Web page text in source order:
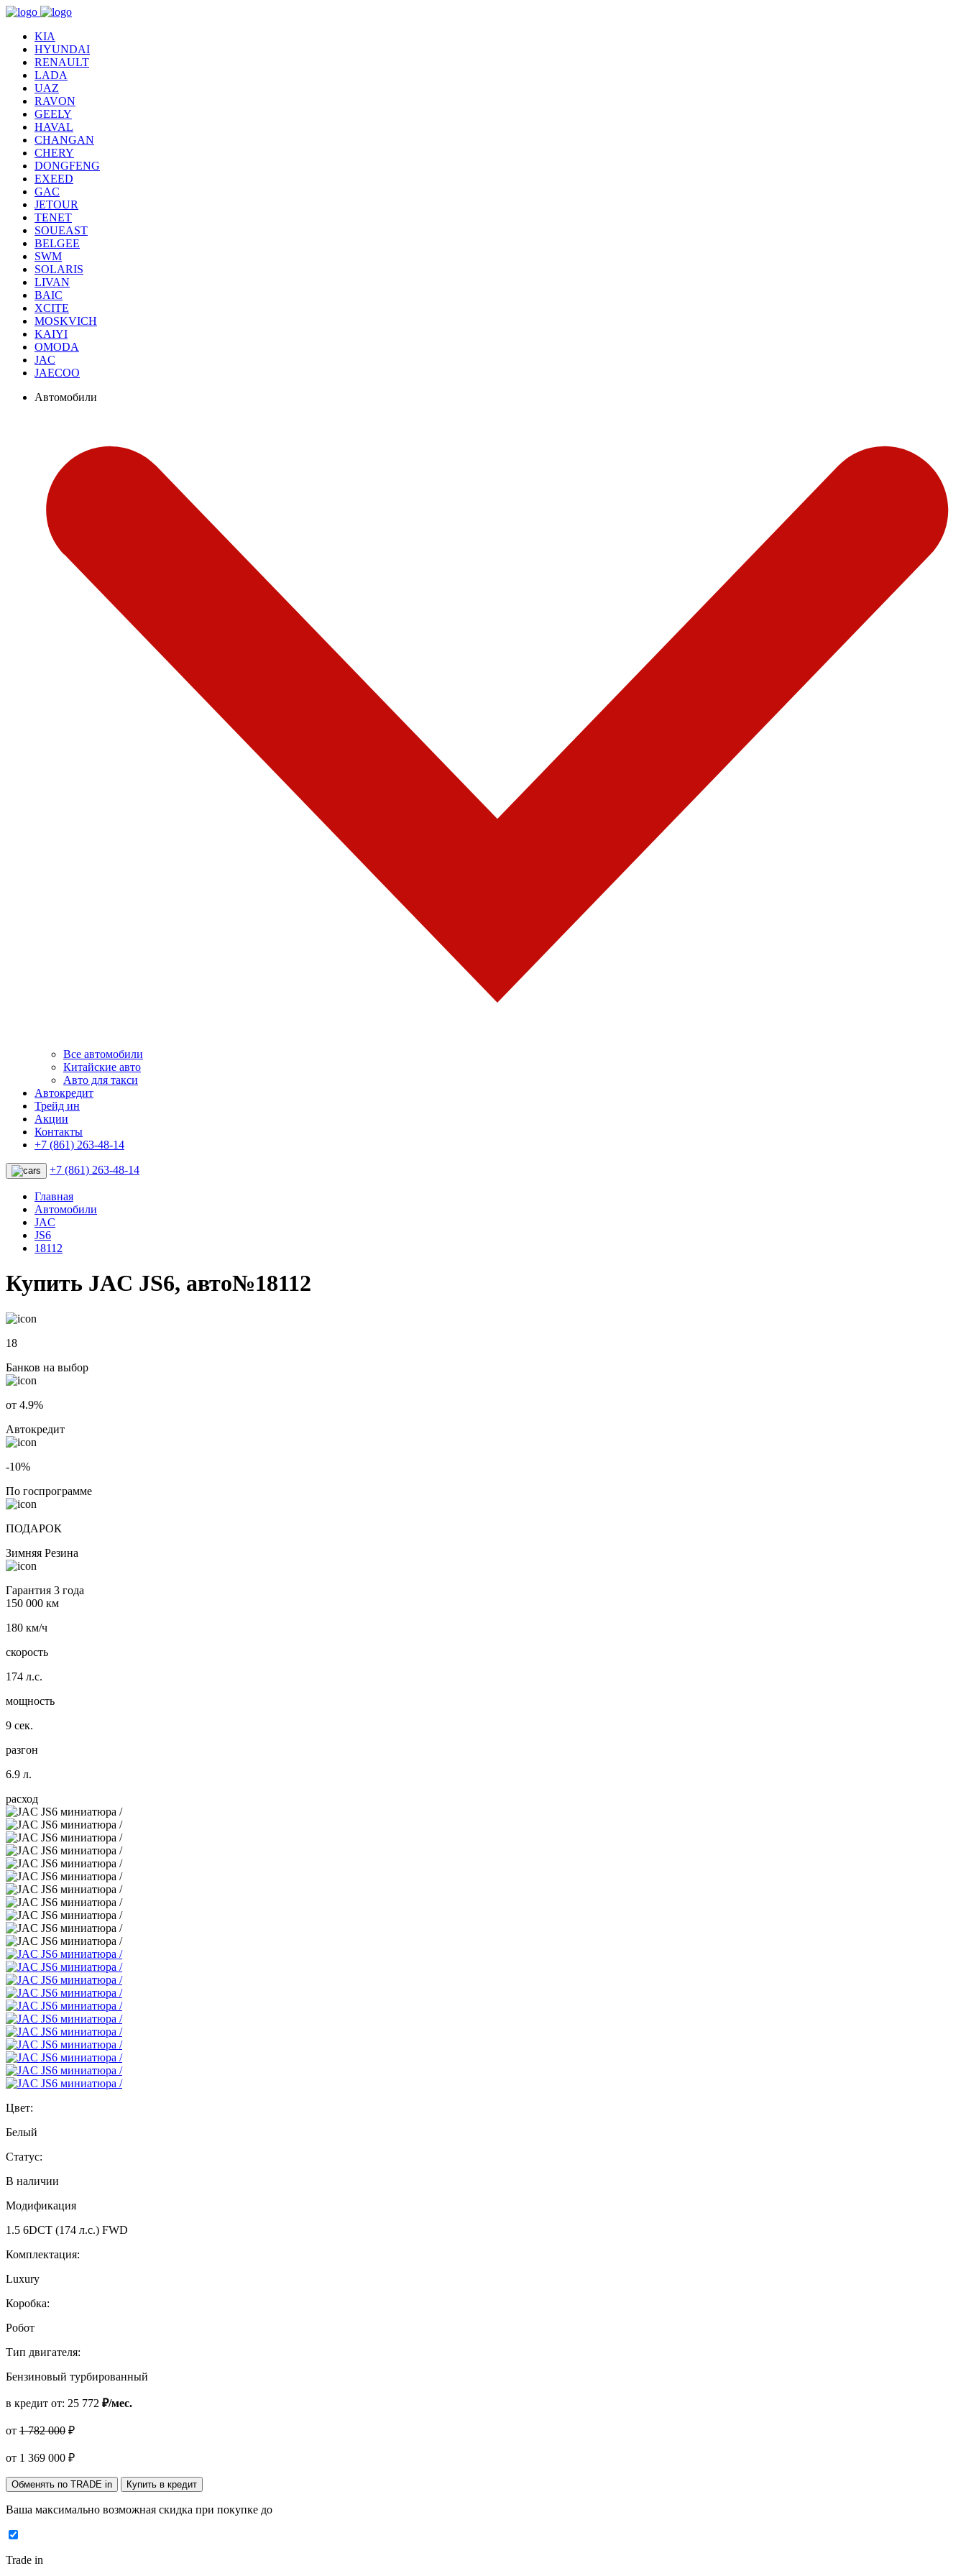
KIA
HYUNDAI
RENAULT
LADA
UAZ
RAVON
GEELY
HAVAL
CHANGAN
CHERY
DONGFENG
EXEED
GAC
JETOUR
TENET
SOUEAST
BELGEE
SWM
SOLARIS
LIVAN
BAIC
XCITE
MOSKVICH
KAIYI
OMODA
JAC
JAECOO
Автомобили
Все автомобили
Китайские авто
Авто для такси
Автокредит
Трейд ин
Акции
Контакты
+7 (861) 263-48-14
+7 (861) 263-48-14
Главная
Автомобили
JAC
JS6
18112
Купить JAC JS6, авто№18112
18
Банков на выбор
от 4.9%
Автокредит
-10%
По госпрограмме
ПОДАРОК
Зимняя Резина
Гарантия 3 года
150 000 км
180 км/ч
скорость
174 л.с.
мощность
9 сек.
разгон
6.9 л.
расход
Цвет:
Белый
Статус:
В наличии
Модификация
1.5 6DCT (174 л.с.) FWD
Комплектация:
Luxury
Коробка:
Робот
Тип двигателя:
Бензиновый турбированный
в кредит от: 25 772 ₽/мес.
от 1 782 000 ₽
от 1 369 000 ₽
Обменять по TRADE in Купить в кредит
Ваша максимально возможная скидка при покупке до
Trade in